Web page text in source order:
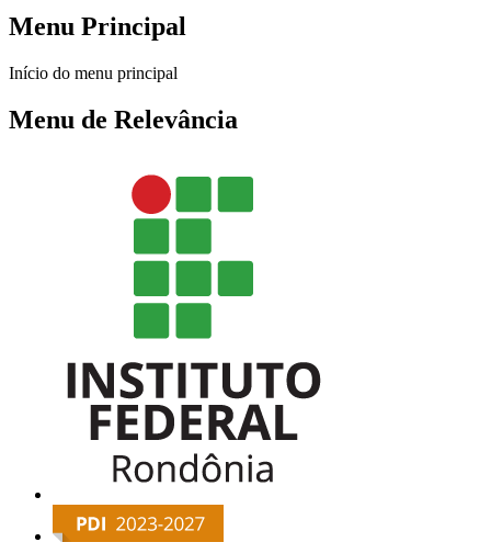
Menu Principal
Início do menu principal
Menu de Relevância